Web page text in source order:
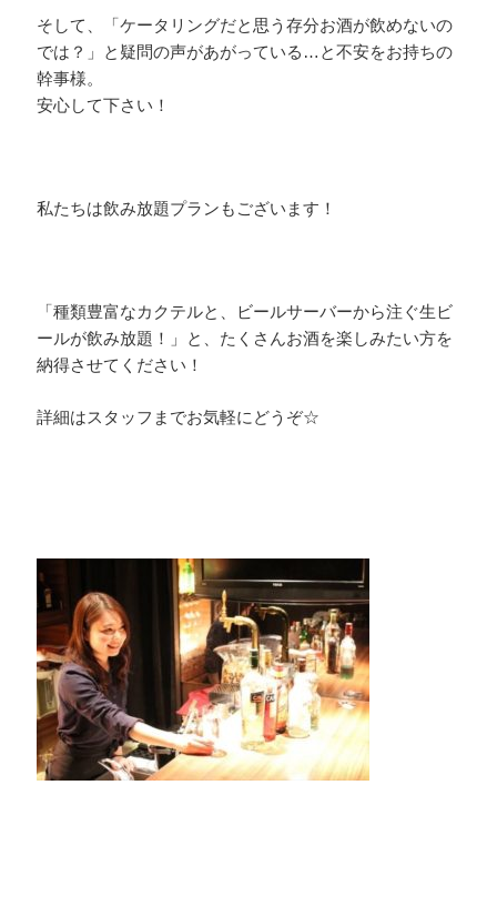
そして、「ケータリングだと思う存分お酒が飲めないの
では？」と疑問の声があがっている…と不安をお持ちの
幹事様。
安心して下さい！
私たちは飲み放題プランもございます！
「種類豊富なカクテルと、ビールサーバーから注ぐ生ビ
ールが飲み放題！」と、たくさんお酒を楽しみたい方を
納得させてください！
詳細はスタッフまでお気軽にどうぞ☆